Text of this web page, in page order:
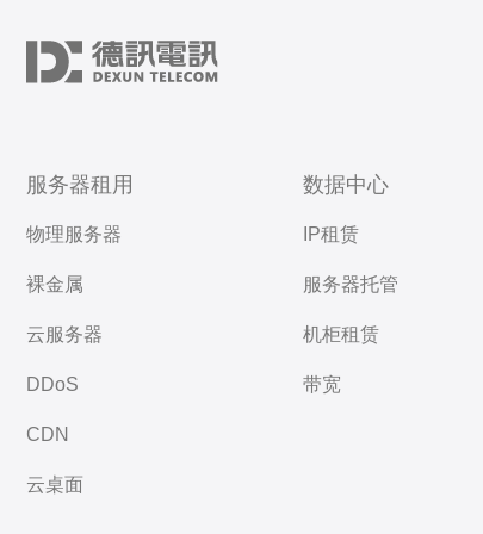
服务器租用
物理服务器
裸金属
云服务器
DDoS
CDN
云桌面
数据中心
IP租赁
服务器托管
机柜租赁
带宽